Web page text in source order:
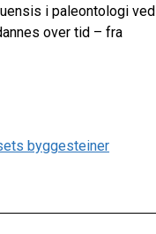
i paleontologi ved
over tid – fra
byggesteiner